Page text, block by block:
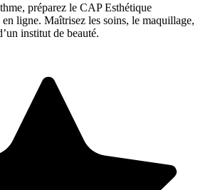
préparez le CAP Esthétique
ligne. Maîtrisez les soins, le maquillage,
institut de beauté.